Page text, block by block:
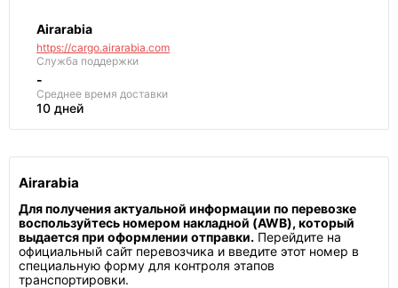
Airarabia
https://cargo.airarabia.com
Служба поддержки
-
Среднее время доставки
10 дней
Airarabia
Для получения актуальной информации по перевозке
воспользуйтесь номером накладной (AWB), который
выдается при оформлении отправки. Перейдите на
официальный сайт перевозчика и введите этот номер в
специальную форму для контроля этапов
транспортировки.